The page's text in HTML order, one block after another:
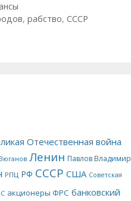
, рабство, СССР
Отечественная война
Ленин Павлов Владимир
РПЦ РФ СССР США Советская
акционеры ФРС банковский